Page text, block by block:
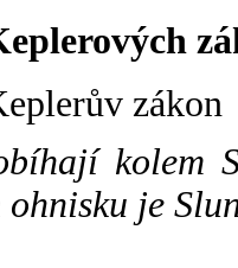
zákon
kolem
ohnisku je